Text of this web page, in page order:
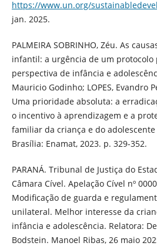
https://www.un.org/
jan. 2025.
PALMEIRA SOBRINHO, Zéu. As
infantil: a urgência de um protocolo
perspectiva de infância e
Mauricio Godinho; LOPES, Evandro
Uma prioridade absoluta: a
o incentivo à aprendizagem e a
familiar da criança e do
Brasília: Enamat, 2023. p. 329-352.
PARANÁ. Tribunal de Justiça do
Câmara Cível. Apelação Cível nº
Modificação de guarda e
unilateral. Melhor interesse da
infância e adolescência. Relatora:
Bodstein. Manoel Ribas, 26 maio